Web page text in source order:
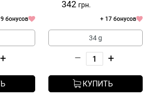
бонусов
+
342 грн.
+ 17 бонусов
34 g
– +
КУПИТЬ